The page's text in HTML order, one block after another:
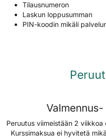
Tilausnumeron
Laskun loppusumman
PIN-koodin mikäli
Peruutus viimeistään 2
Kurssimaksua ei hyvitetä